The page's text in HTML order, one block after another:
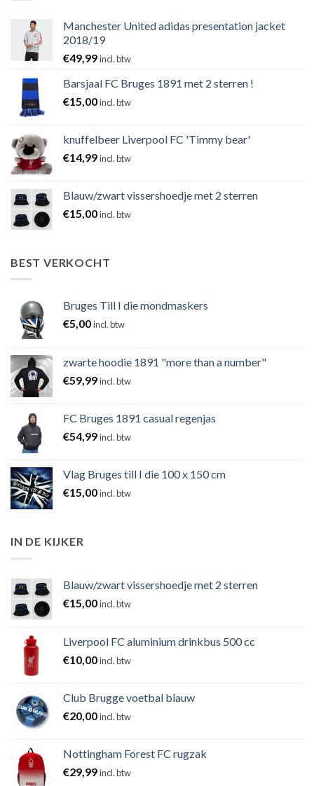
Manchester United adidas presentation jacket
2018/19
€49,99incl. btw
Barsjaal FC Bruges 1891 met 2 sterren !
€15,00incl. btw
knuffelbeer Liverpool FC 'Timmy bear'
€14,99incl. btw
Blauw/zwart vissershoedje met 2 sterren
€15,00incl. btw
BEST VERKOCHT
Bruges Till I die mondmaskers
€5,00incl. btw
zwarte hoodie 1891 "more than a number"
€59,99incl. btw
FC Bruges 1891 casual regenjas
€54,99incl. btw
Vlag Bruges till I die 100 x 150 cm
€15,00incl. btw
IN DE KIJKER
Blauw/zwart vissershoedje met 2 sterren
€15,00incl. btw
Liverpool FC aluminium drinkbus 500 cc
€10,00incl. btw
Club Brugge voetbal blauw
€20,00incl. btw
Nottingham Forest FC rugzak
€29,99incl. btw